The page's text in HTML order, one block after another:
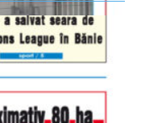
9.00 - 17.00
9.00 - 12.00